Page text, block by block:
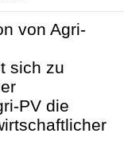
von Agri-
sich zu
PV die